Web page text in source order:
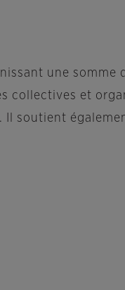
une
collectives et
soutient